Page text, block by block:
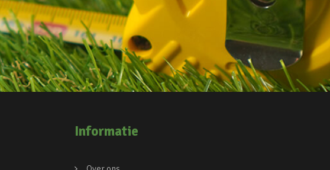
Informatie